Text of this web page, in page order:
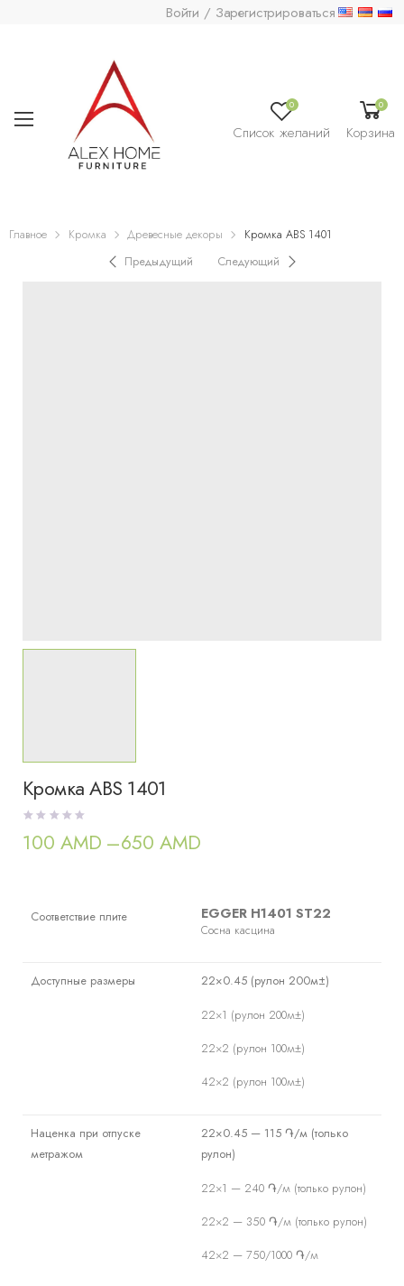
Войти / Зарегистрироваться
0
Список желаний
0
Корзина
Главное Кромка Древесные декоры
Кромка ABS 1401
Предыдущий
Следующий
Кромка ABS 1401
100 AMD –650 AMD
Диапазон
650 AMD
Соответствие плите EGGER H1401 ST22
Сосна касцина
Доступные размеры 22×0.45 (рулон 200м±)
22×1 (рулон 200м±)
22×2 (рулон 100м±)
42×2 (рулон 100м±)
Наценка при отпуске
метражом
22×0.45 — 115 ֏/м (только
рулон)
22×1 — 240 ֏/м (только рулон)
22×2 — 350 ֏/м (только рулон)
42×2 — 750/1000 ֏/м